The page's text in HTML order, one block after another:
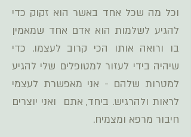
וכל מה שכל אחד באשר הוא זקוק כדי
להגיע לשלמות הוא אדם אחד שמאמין
בו ורואה אותו הכי קרוב לעצמו. כדי
שיהיה בידי לעזור למטופלים שלי להגיע
למטרות שלהם - אני מאפשרת לעצמי
לראות ולהרגיש. ביחד, אתם ואני יוצרים
חיבור מרפא ומצמיח.